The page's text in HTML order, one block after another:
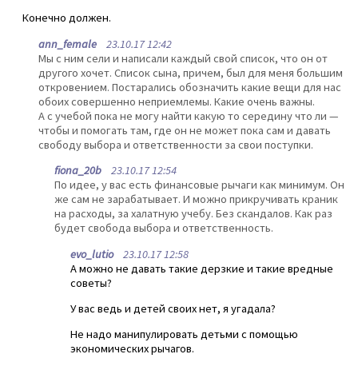
Конечно должен.
ann_female 23.10.17 12:42
Мы с ним сели и написали каждый свой список, что он от
другого хочет. Список сына, причем, был для меня большим
откровением. Постарались обозначить какие вещи для нас
обоих совершенно неприемлемы. Какие очень важны.
А с учебой пока не могу найти какую то середину что ли —
чтобы и помогать там, где он не может пока сам и давать
свободу выбора и ответственности за свои поступки.
fiona_20b 23.10.17 12:54
По идее, у вас есть финансовые рычаги как минимум. Он
же сам не зарабатывает. И можно прикручивать краник
на расходы, за халатную учебу. Без скандалов. Как раз
будет свобода выбора и ответственность.
evo_lutio23.10.17 12:58
А можно не давать такие дерзкие и такие вредные
советы?
У вас ведь и детей своих нет, я угадала?
Не надо манипулировать детьми с помощью
экономических рычагов.